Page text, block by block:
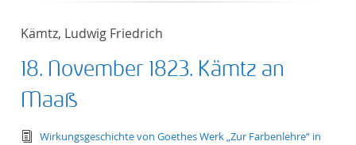
Kämtz, Ludwig Friedrich
18. November 1823. Kämtz an
Maaß
text/tg.edition+tg.aggregation+xml
Wirkungsgeschichte von Goethes Werk „Zur Farbenlehre“ in